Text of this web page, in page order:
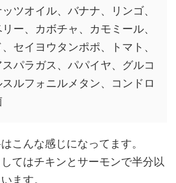
ツオイル、バナナ、リンゴ、
ー、カボチャ、カモミール、
セイヨウタンポポ、トマト、
パラガス、パパイヤ、グルコ
ルフォニルメタン、コンドロ
こんな感じになってます。
てはチキンとサーモンで半分以
ます。